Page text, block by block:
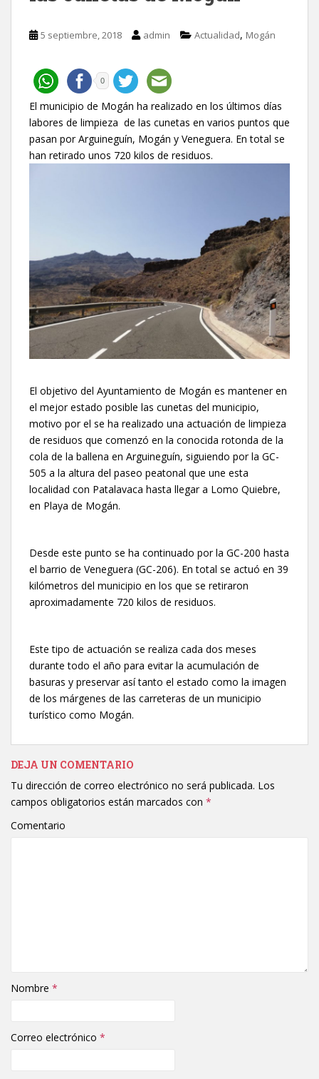
5 septiembre, 2018 admin Actualidad, Mogán
0
El municipio de Mogán ha realizado en los últimos días
labores de limpieza de las cunetas en varios puntos que
pasan por Arguineguín, Mogán y Veneguera. En total se
han retirado unos 720 kilos de residuos.
El objetivo del Ayuntamiento de Mogán es mantener en
el mejor estado posible las cunetas del municipio,
motivo por el se ha realizado una actuación de limpieza
de residuos que comenzó en la conocida rotonda de la
cola de la ballena en Arguineguín, siguiendo por la GC-
505 a la altura del paseo peatonal que une esta
localidad con Patalavaca hasta llegar a Lomo Quiebre,
en Playa de Mogán.
Desde este punto se ha continuado por la GC-200 hasta
el barrio de Veneguera (GC-206). En total se actuó en 39
kilómetros del municipio en los que se retiraron
aproximadamente 720 kilos de residuos.
Este tipo de actuación se realiza cada dos meses
durante todo el año para evitar la acumulación de
basuras y preservar así tanto el estado como la imagen
de los márgenes de las carreteras de un municipio
turístico como Mogán.
DEJA UN COMENTARIO
Tu dirección de correo electrónico no será publicada. Los
campos obligatorios están marcados con *
Comentario
Nombre *
Correo electrónico *